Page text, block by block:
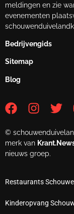
meldingen en zie
evenementen
Bedrijvengids
Sitemap
Blog
©
merk van
nieuws groep.
Restaurants
Kinderopvang